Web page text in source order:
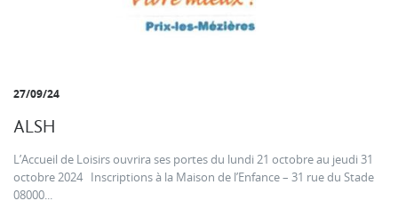
27/09/24
ALSH
L’Accueil de Loisirs ouvrira ses portes du lundi 21 octobre au jeudi 31
octobre 2024 Inscriptions à la Maison de l’Enfance – 31 rue du Stade
08000...